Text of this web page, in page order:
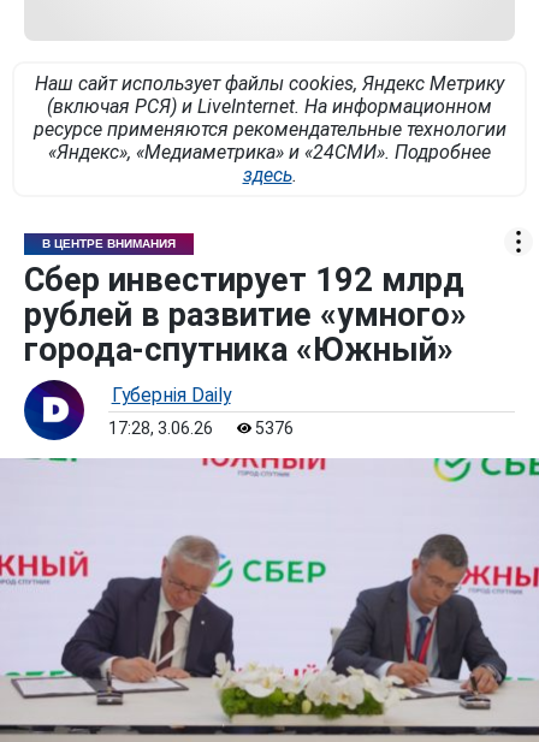
Наш сайт использует файлы cookies, Яндекс Метрику
(включая РСЯ) и LiveInternet. На информационном
ресурсе применяются рекомендательные технологии
«Яндекс», «Медиаметрика» и «24СМИ». Подробнее
здесь.
В ЦЕНТРЕ ВНИМАНИЯ
Сбер инвестирует 192 млрд
рублей в развитие «умного»
города-спутника «Южный»
Губернiя Daily
17:28, 3.06.26 5376